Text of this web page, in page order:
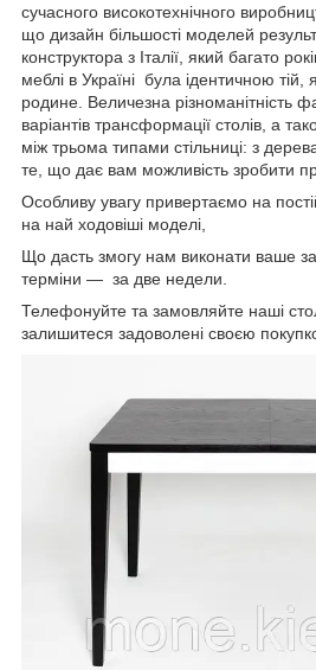
сучасного високотехнічного
що дизайн більшості моделей
конструктора з Італії, який багато
меблі в Україні була ідентичною
родине. Величезна різноманітність
варіантів трансформації столів, а
між трьома типами стільниці: з
те, що дає вам можливість зробити
Особливу увагу привертаємо на
на най ходовіші моделі,
Що дасть змогу нам виконати ваше
терміни — за две недели.
Телефонуйте та замовляйте наші
залишитеся задоволені своєю